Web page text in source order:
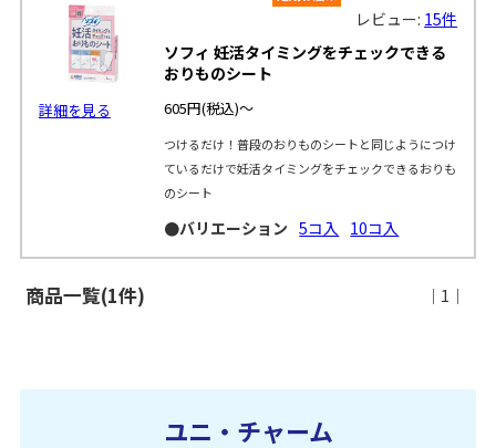
詳細を見る
レビュー: 15件
ソフィ 妊活タイミングをチェックできる
おりものシート
605円(税込)～
つけるだけ！普段のおりものシートと同じようにつけ
ているだけで妊活タイミングをチェックできるおりも
のシート
●バリエーション 5コ入 10コ入
商品一覧(1件) ｜1｜
ユニ・チャーム